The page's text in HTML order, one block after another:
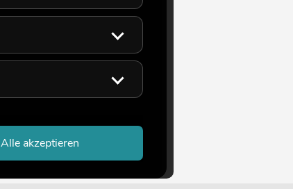
Alle akzeptieren